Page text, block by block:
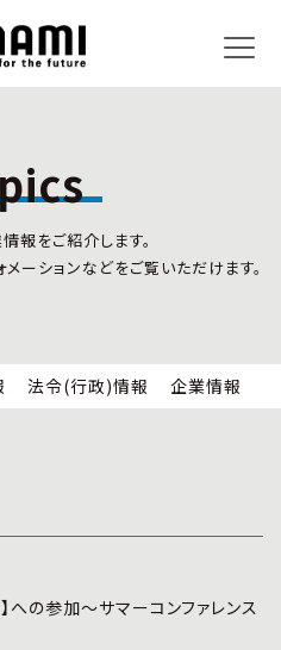
業内容
サイクルサービス
型家電リサイクル法
国の回収対応
報をご紹介します。
ーションなどをご覧いただけます。
法令(行政)情報 企業情報
への参加～サマーコンファレンス